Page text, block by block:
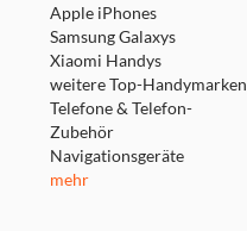
Apple iPhones
Samsung Galaxys
Xiaomi Handys
weitere Top-Handymarken
Telefone & Telefon-
Zubehör
Navigationsgeräte
mehr